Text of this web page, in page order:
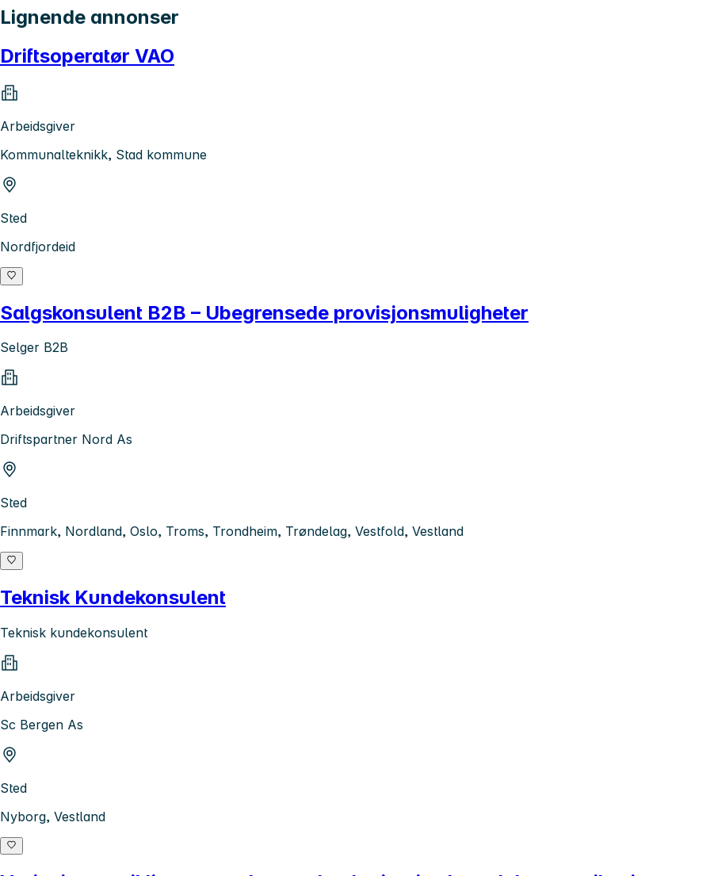
Lignende annonser
Driftsoperatør VAO
Arbeidsgiver
Kommunalteknikk, Stad kommune
Sted
Nordfjordeid
Salgskonsulent B2B – Ubegrensede provisjonsmuligheter
Selger B2B
Arbeidsgiver
Driftspartner Nord As
Sted
Finnmark, Nordland, Oslo, Troms, Trondheim, Trøndelag, Vestfold, Vestland
Teknisk Kundekonsulent
Teknisk kundekonsulent
Arbeidsgiver
Sc Bergen As
Sted
Nyborg, Vestland